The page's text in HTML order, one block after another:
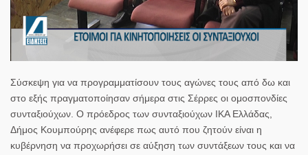
Σύσκεψη για να προγραμματίσουν τους αγώνες τους από δω και
στο εξής πραγματοποίησαν σήμερα στις Σέρρες οι ομοσπονδίες
συνταξιούχων. Ο πρόεδρος των συνταξιούχων ΙΚΑ Ελλάδας,
Δήμος Κουμπούρης ανέφερε πως αυτό που ζητούν είναι η
κυβέρνηση να προχωρήσει σε αύξηση των συντάξεων τους και να